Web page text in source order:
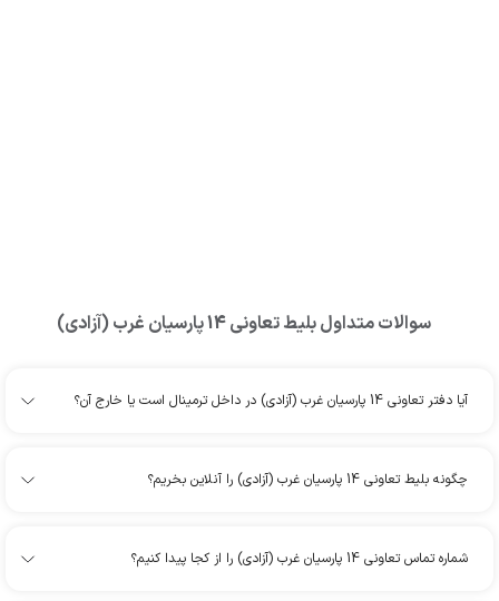
سوالات متداول بلیطتعاونی 14 پارسیان غرب (آزادی)
آیا دفتر تعاونی 14 پارسیان غرب (آزادی) در داخل ترمینال است یا خارج آن؟
چگونه بلیط تعاونی 14 پارسیان غرب (آزادی) را آنلاین بخریم؟
شماره تماس تعاونی 14 پارسیان غرب (آزادی) را از کجا پیدا کنیم؟